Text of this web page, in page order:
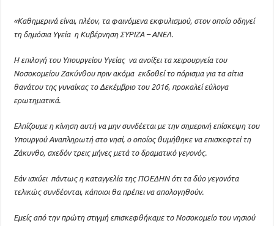
«Καθημερινά είναι, πλέον, τα φαινόμενα εκφυλισμού, στον οποίο οδηγεί
τη δημόσια Υγεία η Κυβέρνηση ΣΥΡΙΖΑ – ΑΝΕΛ.
Η επιλογή του Υπουργείου Υγείας να ανοίξει τα χειρουργεία του
Νοσοκομείου Ζακύνθου πριν ακόμα εκδοθεί το πόρισμα για τα αίτια
θανάτου της γυναίκας το Δεκέμβριο του 2016, προκαλεί εύλογα
ερωτηματικά.
Ελπίζουμε η κίνηση αυτή να μην συνδέεται με την σημερινή επίσκεψη του
Υπουργού Αναπληρωτή στο νησί, ο οποίος θυμήθηκε να επισκεφτεί τη
Ζάκυνθο, σχεδόν τρεις μήνες μετά το δραματικό γεγονός.
Εάν ισχύει πάντως η καταγγελία της ΠΟΕΔΗΝ ότι τα δύο γεγονότα
τελικώς συνδέονται, κάποιοι θα πρέπει να απολογηθούν.
Εμείς από την πρώτη στιγμή επισκεφθήκαμε το Νοσοκομείο του νησιού